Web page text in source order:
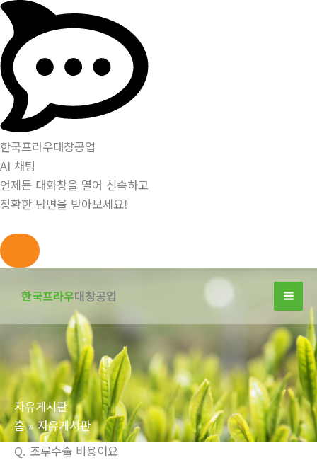
한국프라우대창공업
AI 채팅
언제든 대화창을 열어 신속하고
정확한 답변을 받아보세요!
너
뛰
기
한국프라우대창공업
자유게시판
홈
자유게시판
Q. 조루수술 비용이요